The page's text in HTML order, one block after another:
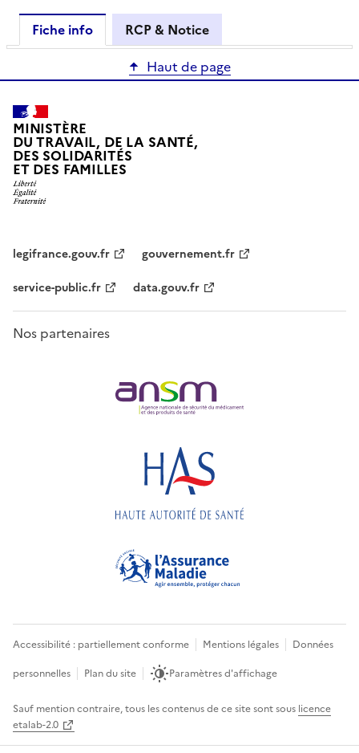
Fiche info
RCP & Notice
Haut de page
MINISTÈRE
DU TRAVAIL, DE LA SANTÉ,
DES SOLIDARITÉS
ET DES FAMILLES
legifrance.gouv.fr
gouvernement.fr
service-public.fr
data.gouv.fr
Nos partenaires
Accessibilité : partiellement conforme Mentions légales
Données
personnelles
Plan du site Paramètres d'affichage
Sauf mention contraire, tous les contenus de ce site sont sous licence
etalab-2.0